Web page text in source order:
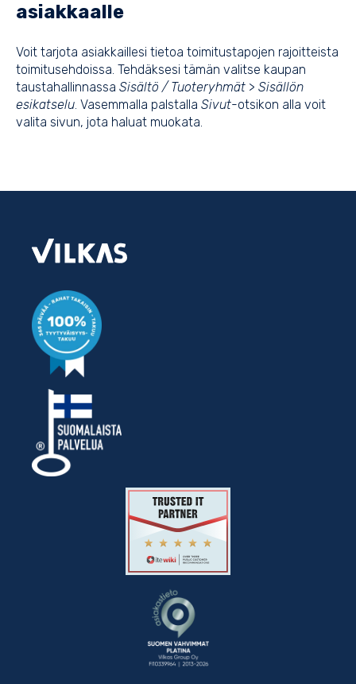
asiakkaalle
Voit tarjota asiakkaillesi tietoa toimitustapojen rajoitteista
toimitusehdoissa. Tehdäksesi tämän valitse kaupan
taustahallinnassa Sisältö / Tuoteryhmät > Sisällön
esikatselu . Vasemmalla palstalla Sivut-otsikon alla voit
valita sivun, jota haluat muokata.